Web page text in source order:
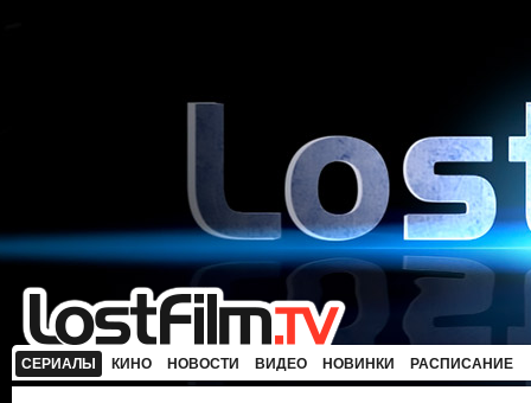
СЕРИАЛЫ КИНО НОВОСТИ ВИДЕО НОВИНКИ РАСПИСАНИЕ